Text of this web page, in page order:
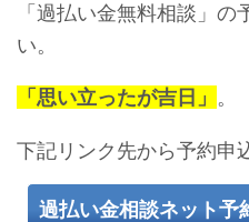
「過払い金無料相談」の
い。
「思い立ったが吉日」 。
下記リンク先から予約申
過払い金相談ネット予